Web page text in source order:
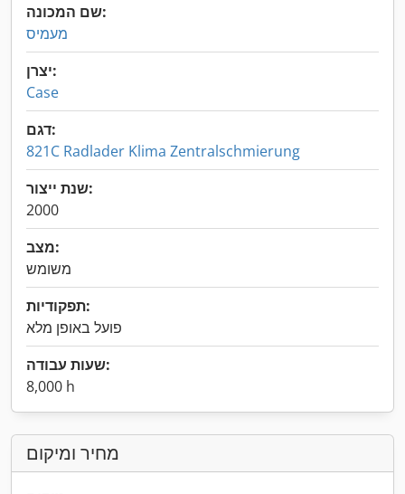
שם המכונה:
מעמיס
יצרן:
Case
דגם:
821C Radlader Klima Zentralschmierung
שנת ייצור:
2000
מצב:
משומש
תפקודיות:
פועל באופן מלא
שעות עבודה:
8,000 h
מחיר ומיקום